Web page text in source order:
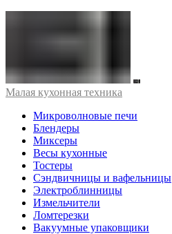
Малая кухонная техника
Микроволновые печи
Блендеры
Миксеры
Весы кухонные
Тостеры
Сэндвичницы и вафельницы
Электроблинницы
Измельчители
Ломтерезки
Вакуумные упаковщики